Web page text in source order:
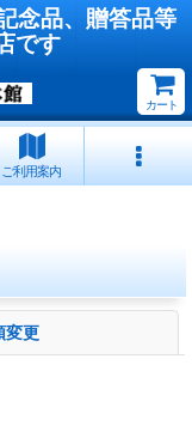
念品、贈答品等
です
カート
ご利用案内
変更